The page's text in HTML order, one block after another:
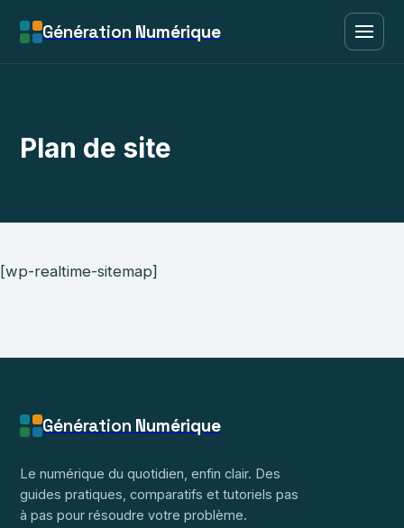
Génération Numérique
Plan de site
[wp-realtime-sitemap]
Génération Numérique
Le numérique du quotidien, enfin clair. Des
guides pratiques, comparatifs et tutoriels pas
à pas pour résoudre votre problème.